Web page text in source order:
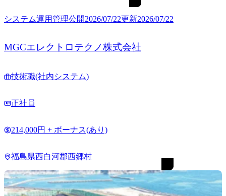
システム運用管理公開2026/07/22更新2026/07/22
MGCエレクトロテクノ株式会社
技術職(社内システム)
正社員
214,000円 + ボーナス(あり)
福島県西白河郡西郷村